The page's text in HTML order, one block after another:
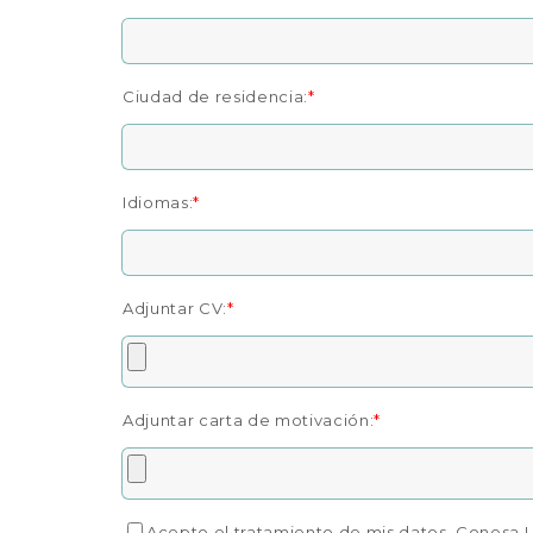
Ciudad de residencia:*
Idiomas:*
Adjuntar CV:*
Adjuntar carta de motivación:*